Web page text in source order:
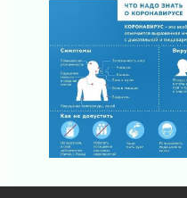
ПСК через
Ленинградской
счетах
02 августа 2026
Пропавшего
районе Ленобласти
02 августа 2026
Жителям
02 августа 2026